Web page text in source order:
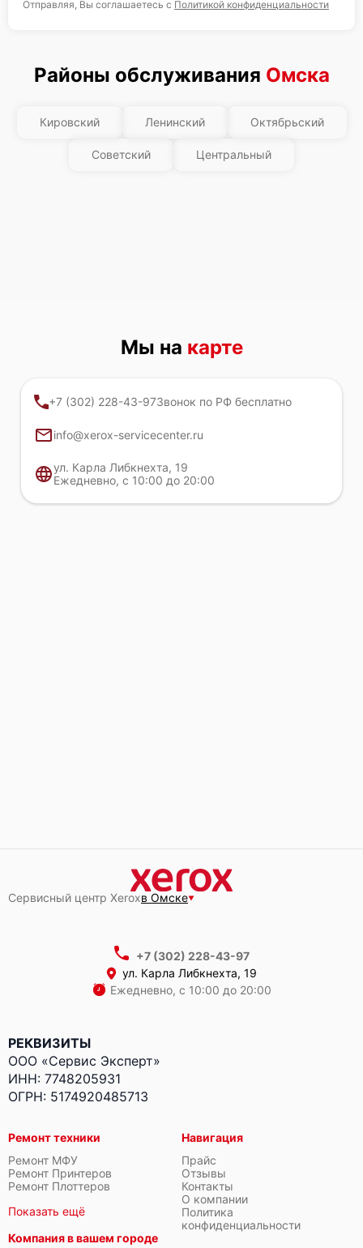
Отправляя, Вы соглашаетесь с Политикой конфиденциальности
Районы обслуживания Омска
Кировский Ленинский Октябрьский
Советский Центральный
Мы на карте
+7 (302) 228-43-97Звонок по РФ бесплатно
info@xerox-servicecenter.ru
ул. Карла Либкнехта, 19
Ежедневно, с 10:00 до 20:00
Сервисный центр Xeroxв Омске
+7 (302) 228-43-97
ул. Карла Либкнехта, 19
Ежедневно, с 10:00 до 20:00
РЕКВИЗИТЫ
ООО «Сервис Эксперт»
ИНН: 7748205931
ОГРН: 5174920485713
Ремонт техники
Ремонт МФУ
Ремонт Принтеров
Ремонт Плоттеров
Показать ещё
Компания в вашем городе
Навигация
Прайс
Отзывы
Контакты
О компании
Политика
конфиденциальности